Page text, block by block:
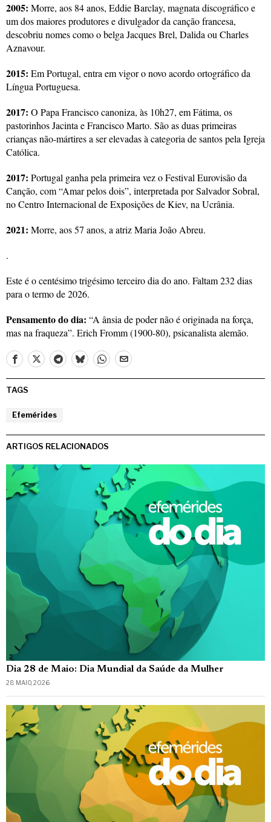
2005: Morre, aos 84 anos, Eddie Barclay, magnata discográfico e
um dos maiores produtores e divulgador da canção francesa,
descobriu nomes como o belga Jacques Brel, Dalida ou Charles
Aznavour.
2015: Em Portugal, entra em vigor o novo acordo ortográfico da
Língua Portuguesa.
2017: O Papa Francisco canoniza, às 10h27, em Fátima, os
pastorinhos Jacinta e Francisco Marto. São as duas primeiras
crianças não-mártires a ser elevadas à categoria de santos pela Igreja
Católica.
2017: Portugal ganha pela primeira vez o Festival Eurovisão da
Canção, com “Amar pelos dois”, interpretada por Salvador Sobral,
no Centro Internacional de Exposições de Kiev, na Ucrânia.
2021: Morre, aos 57 anos, a atriz Maria João Abreu.
.
Este é o centésimo trigésimo terceiro dia do ano. Faltam 232 dias
para o termo de 2026.
Pensamento do dia: “A ânsia de poder não é originada na força,
mas na fraqueza”. Erich Fromm (1900-80), psicanalista alemão.
TAGS
Efemérides
ARTIGOS RELACIONADOS
Dia 28 de Maio: Dia Mundial da Saúde da Mulher
28 MAIO, 2026